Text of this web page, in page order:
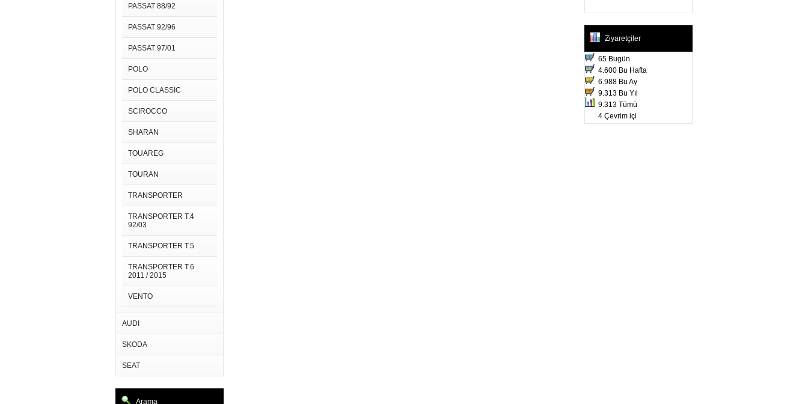
PASSAT 88/92
PASSAT 92/96
PASSAT 97/01
POLO
POLO CLASSIC
SCIROCCO
SHARAN
TOUAREG
TOURAN
TRANSPORTER
TRANSPORTER T.4
92/03
TRANSPORTER T.5
TRANSPORTER T.6
2011 / 2015
VENTO
AUDI
SKODA
SEAT
Arama
Ziyaretçiler
65 Bugün
4.600 Bu Hafta
6.988 Bu Ay
9.313 Bu Yıl
9.313 Tümü
4 Çevrim içi